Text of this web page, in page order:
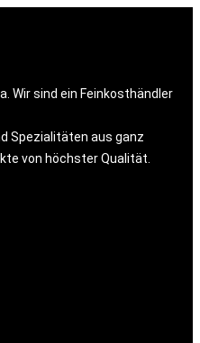
Wir sind ein Feinkosthändler
Spezialitäten aus ganz
von höchster Qualität.